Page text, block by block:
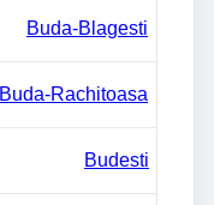
Buda-Blagesti
Buda-Rachitoasa
Budesti